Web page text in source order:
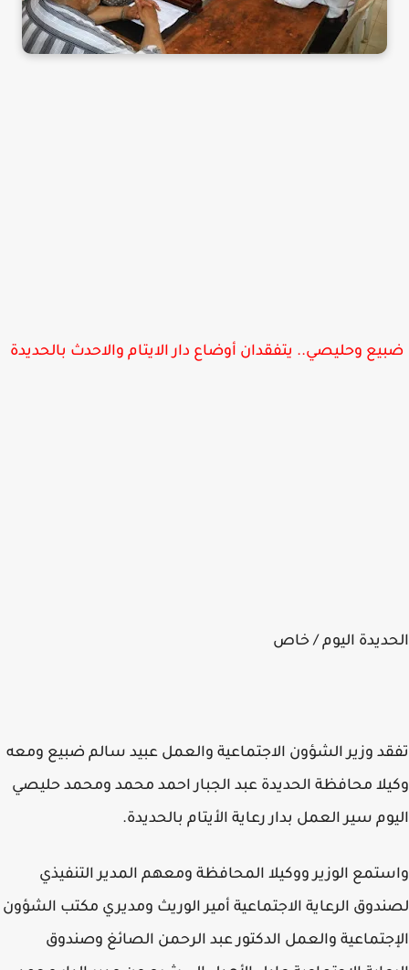
وحليصي.. يتفقدان أوضاع دار الايتام والاحدث بالحديدة
اليوم / خاص
وزير الشؤون الاجتماعية والعمل عبيد سالم ضبيع ومعه
محافظة الحديدة عبد الجبار احمد محمد ومحمد حليصي
سير العمل بدار رعاية الأيتام بالحديدة.
الوزير ووكيلا المحافظة ومعهم المدير التنفيذي
الرعاية الاجتماعية أمير الوريث ومديري مكتب الشؤون
والعمل الدكتور عبد الرحمن الصائغ وصندوق